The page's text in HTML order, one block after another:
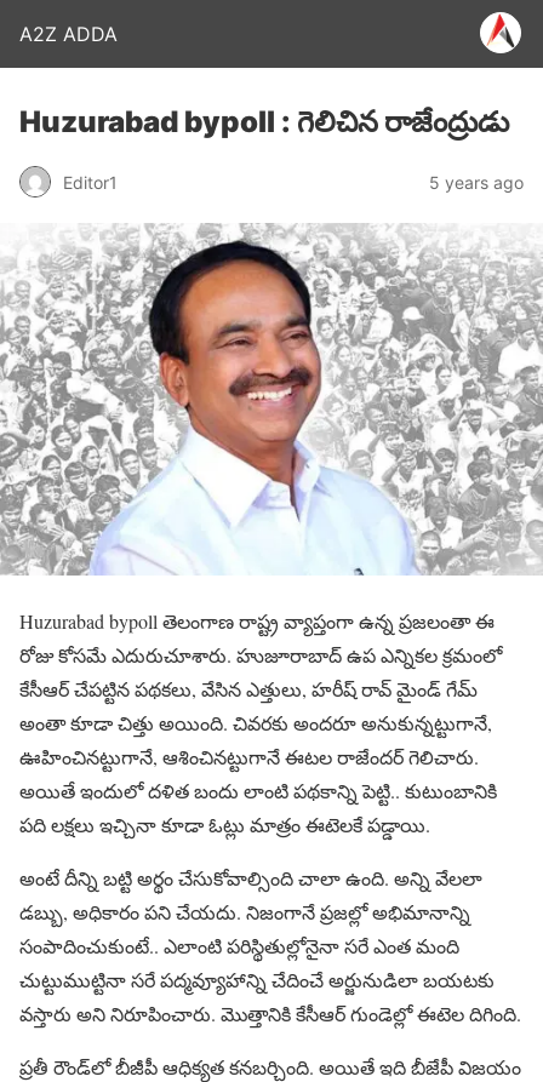
A2Z ADDA
Huzurabad bypoll : గెలిచిన రాజేంద్రుడు
Editor1 5 years ago
Huzurabad bypoll తెలంగాణ రాష్ట్ర వ్యాప్తంగా ఉన్న ప్రజలంతా ఈ
రోజు కోసమే ఎదురుచూశారు. హుజూరాబాద్ ఉప ఎన్నికల క్రమంలో
కేసీఆర్ చేపట్టిన పథకలు, వేసిన ఎత్తులు, హరీష్ రావ్ మైండ్ గేమ్
అంతా కూడా చిత్తు అయింది. చివరకు అందరూ అనుకున్నట్టుగానే,
ఊహించినట్టుగానే, ఆశించినట్టుగానే ఈటల రాజేందర్ గెలిచారు.
అయితే ఇందులో దళిత బందు లాంటి పథకాన్ని పెట్టి.. కుటుంబానికి
పది లక్షలు ఇచ్చినా కూడా ఓట్లు మాత్రం ఈటెలకే పడ్డాయి.
అంటే దీన్ని బట్టి అర్థం చేసుకోవాల్సింది చాలా ఉంది. అన్ని వేలలా
డబ్బు, అధికారం పని చేయదు. నిజంగానే ప్రజల్లో అభిమానాన్ని
సంపాదించుకుంటే.. ఎలాంటి పరిస్థితుల్లోనైనా సరే ఎంత మంది
చుట్టుముట్టినా సరే పద్మవ్యూహాన్ని చేదించే అర్జునుడిలా బయటకు
వస్తారు అని నిరూపించారు. మొత్తానికి కేసీఆర్ గుండెల్లో ఈటెల దిగింది.
ప్రతీ రౌండ్‌లో బీజీపీ ఆధిక్యత కనబర్చింది. అయితే ఇది బీజేపీ విజయం